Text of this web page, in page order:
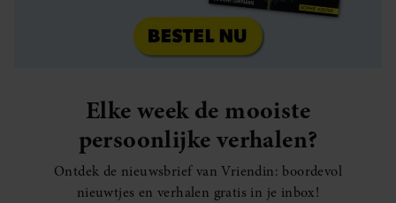
Elke week de mooiste
persoonlijke verhalen?
Ontdek de nieuwsbrief van Vriendin: boordevol
nieuwtjes en verhalen gratis in je inbox!